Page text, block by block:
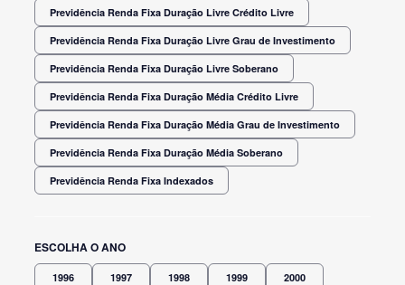
Previdência Renda Fixa Duração Livre Crédito Livre
Previdência Renda Fixa Duração Livre Grau de Investimento
Previdência Renda Fixa Duração Livre Soberano
Previdência Renda Fixa Duração Média Crédito Livre
Previdência Renda Fixa Duração Média Grau de Investimento
Previdência Renda Fixa Duração Média Soberano
Previdência Renda Fixa Indexados
ESCOLHA O ANO
1996 1997 1998 1999 2000